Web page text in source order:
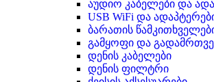
აუდიო კაბელები და
USB WiFi და
ბარათის
გამყოფი და
დენის კაბელები
დენის ფილტრი